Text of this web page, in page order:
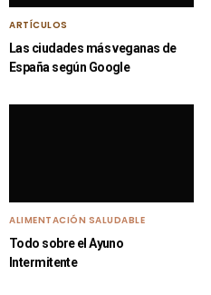
ARTÍCULOS
Las ciudades más veganas de
España según Google
ALIMENTACIÓN SALUDABLE
Todo sobre el Ayuno
Intermitente